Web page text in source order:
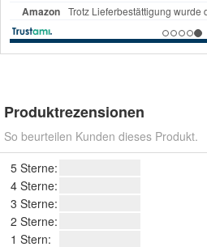
Produktrezensionen
So beurteilen Kunden dieses Produkt.
5 Sterne:
4 Sterne:
3 Sterne:
2 Sterne:
1 Stern: